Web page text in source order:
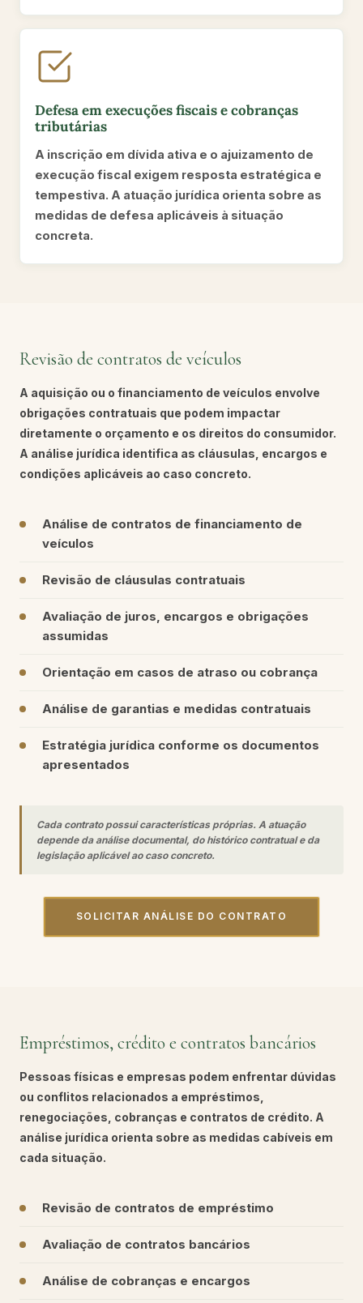
Defesa em execuções fiscais e cobranças
tributárias
A inscrição em dívida ativa e o ajuizamento de
execução fiscal exigem resposta estratégica e
tempestiva. A atuação jurídica orienta sobre as
medidas de defesa aplicáveis à situação
concreta.
Revisão de contratos de veículos
A aquisição ou o financiamento de veículos envolve
obrigações contratuais que podem impactar
diretamente o orçamento e os direitos do consumidor.
A análise jurídica identifica as cláusulas, encargos e
condições aplicáveis ao caso concreto.
Análise de contratos de financiamento de
veículos
Revisão de cláusulas contratuais
Avaliação de juros, encargos e obrigações
assumidas
Orientação em casos de atraso ou cobrança
Análise de garantias e medidas contratuais
Estratégia jurídica conforme os documentos
apresentados
Cada contrato possui características próprias. A atuação
depende da análise documental, do histórico contratual e da
legislação aplicável ao caso concreto.
SOLICITAR ANÁLISE DO CONTRATO
Empréstimos, crédito e contratos bancários
Pessoas físicas e empresas podem enfrentar dúvidas
ou conflitos relacionados a empréstimos,
renegociações, cobranças e contratos de crédito. A
análise jurídica orienta sobre as medidas cabíveis em
cada situação.
Revisão de contratos de empréstimo
Avaliação de contratos bancários
Análise de cobranças e encargos